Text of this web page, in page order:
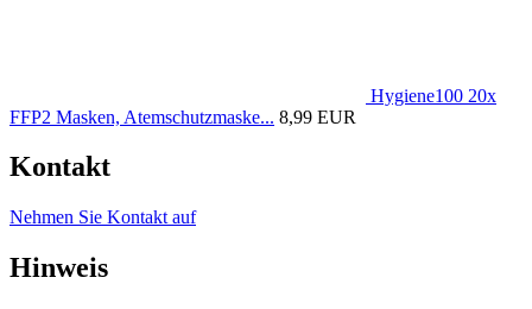
Hygiene100 20x
FFP2 Masken, Atemschutzmaske... 8,99 EUR
Kontakt
Nehmen Sie Kontakt auf
Hinweis